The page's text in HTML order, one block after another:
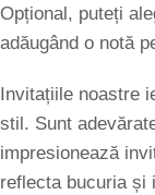
Opțional, puteți
adăugând o notă
Invitațiile noastre
stil. Sunt
impresionează
reflecta bucuria și